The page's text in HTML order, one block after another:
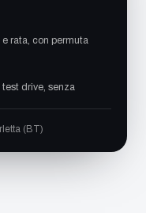
rata, con permuta
drive, senza
(BT)